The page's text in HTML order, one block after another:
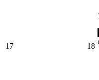
17 18